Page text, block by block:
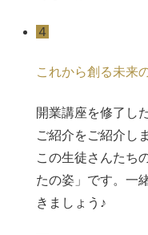
４
これから創る未来
開業講座を修了し
ご紹介をご紹介し
この生徒さんたち
たの姿」です。一
きましょう♪